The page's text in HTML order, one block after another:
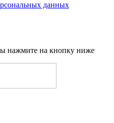
данных
нажмите на кнопку ниже